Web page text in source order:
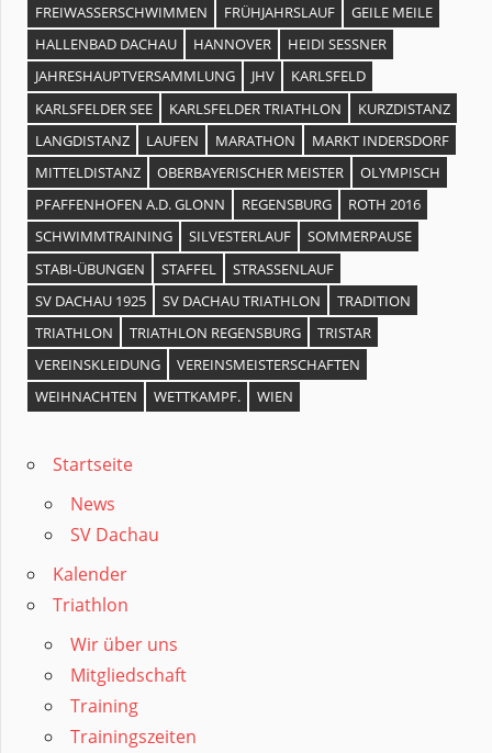
FREIWASSERSCHWIMMEN
FRÜHJAHRSLAUF
GEILE MEILE
HALLENBAD DACHAU
HANNOVER
HEIDI SESSNER
JAHRESHAUPTVERSAMMLUNG
JHV
KARLSFELD
KARLSFELDER SEE
KARLSFELDER TRIATHLON
KURZDISTANZ
LANGDISTANZ
LAUFEN MARATHON
MARKT INDERSDORF
MITTELDISTANZ
OBERBAYERISCHER MEISTER
OLYMPISCH
PFAFFENHOFEN A.D. GLONN
REGENSBURG
ROTH 2016
SCHWIMMTRAINING
SILVESTERLAUF
SOMMERPAUSE
STABI-ÜBUNGEN
STAFFEL
STRASSENLAUF
SV DACHAU 1925
SV DACHAU TRIATHLON
TRADITION
TRIATHLON
TRIATHLON REGENSBURG
TRISTAR
VEREINSKLEIDUNG
VEREINSMEISTERSCHAFTEN
WEIHNACHTEN
WETTKAMPF. WIEN
Startseite
News
SV Dachau
Kalender
Triathlon
Wir über uns
Mitgliedschaft
Training
Trainingszeiten